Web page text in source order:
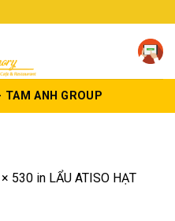
ANH GROUP
530 in LẨU ATISO HẠT